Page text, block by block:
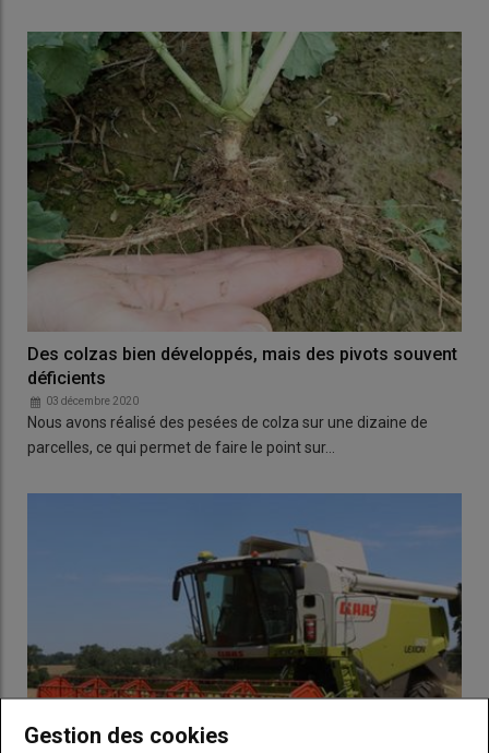
Des colzas bien développés, mais des pivots souvent
déficients
03 décembre 2020
Nous avons réalisé des pesées de colza sur une dizaine de
parcelles, ce qui permet de faire le point sur…
Gestion des cookies